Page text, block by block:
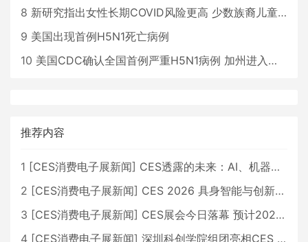
8 新研究指出女性长期COVID风险更高 少数族裔儿童存在差异
9 美国出现首例H5N1死亡病例
10 美国CDC确认全国首例严重H5N1病例 加州进入紧急状态
推荐内容
1 [CES消费电子展新闻] CES透露的未来：AI、机器人与智能生活大爆发
2 [CES消费电子展新闻] CES 2026 具身智能与创新领域 中国公司大放异彩
3 [CES消费电子展新闻] CES展会今日落幕 预计2026行业收入将超五千亿美元
4 [CES消费电子展新闻] 深圳科创学院组团亮相CES 广受好评